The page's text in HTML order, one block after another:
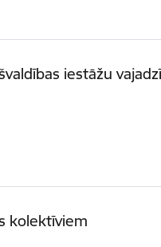
iestāžu
kolektīviem